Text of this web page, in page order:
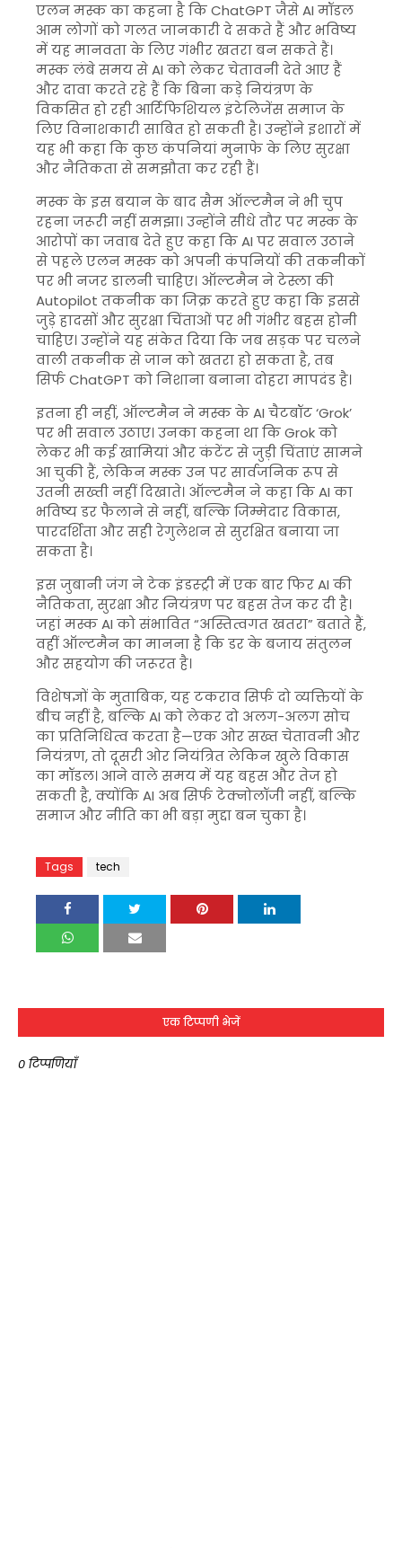
एलन मस्क का कहना है कि ChatGPT जैसे AI मॉडल
आम लोगों को गलत जानकारी दे सकते हैं और भविष्य
में यह मानवता के लिए गंभीर खतरा बन सकते हैं।
मस्क लंबे समय से AI को लेकर चेतावनी देते आए हैं
और दावा करते रहे हैं कि बिना कड़े नियंत्रण के
विकसित हो रही आर्टिफिशियल इंटेलिजेंस समाज के
लिए विनाशकारी साबित हो सकती है। उन्होंने इशारों में
यह भी कहा कि कुछ कंपनियां मुनाफे के लिए सुरक्षा
और नैतिकता से समझौता कर रही हैं।
मस्क के इस बयान के बाद सैम ऑल्टमैन ने भी चुप
रहना जरूरी नहीं समझा। उन्होंने सीधे तौर पर मस्क के
आरोपों का जवाब देते हुए कहा कि AI पर सवाल उठाने
से पहले एलन मस्क को अपनी कंपनियों की तकनीकों
पर भी नजर डालनी चाहिए। ऑल्टमैन ने टेस्ला की
Autopilot तकनीक का जिक्र करते हुए कहा कि इससे
जुड़े हादसों और सुरक्षा चिंताओं पर भी गंभीर बहस होनी
चाहिए। उन्होंने यह संकेत दिया कि जब सड़क पर चलने
वाली तकनीक से जान को खतरा हो सकता है, तब
सिर्फ ChatGPT को निशाना बनाना दोहरा मापदंड है।
इतना ही नहीं, ऑल्टमैन ने मस्क के AI चैटबॉट ‘Grok’
पर भी सवाल उठाए। उनका कहना था कि Grok को
लेकर भी कई खामियां और कंटेंट से जुड़ी चिंताएं सामने
आ चुकी हैं, लेकिन मस्क उन पर सार्वजनिक रूप से
उतनी सख्ती नहीं दिखाते। ऑल्टमैन ने कहा कि AI का
भविष्य डर फैलाने से नहीं, बल्कि जिम्मेदार विकास,
पारदर्शिता और सही रेगुलेशन से सुरक्षित बनाया जा
सकता है।
इस जुबानी जंग ने टेक इंडस्ट्री में एक बार फिर AI की
नैतिकता, सुरक्षा और नियंत्रण पर बहस तेज कर दी है।
जहां मस्क AI को संभावित “अस्तित्वगत खतरा” बताते हैं,
वहीं ऑल्टमैन का मानना है कि डर के बजाय संतुलन
और सहयोग की जरूरत है।
विशेषज्ञों के मुताबिक, यह टकराव सिर्फ दो व्यक्तियों के
बीच नहीं है, बल्कि AI को लेकर दो अलग-अलग सोच
का प्रतिनिधित्व करता है—एक ओर सख्त चेतावनी और
नियंत्रण, तो दूसरी ओर नियंत्रित लेकिन खुले विकास
का मॉडल। आने वाले समय में यह बहस और तेज हो
सकती है, क्योंकि AI अब सिर्फ टेक्नोलॉजी नहीं, बल्कि
समाज और नीति का भी बड़ा मुद्दा बन चुका है।
Tags tech
एक टिप्पणी भेजें
0 टिप्पणियाँ